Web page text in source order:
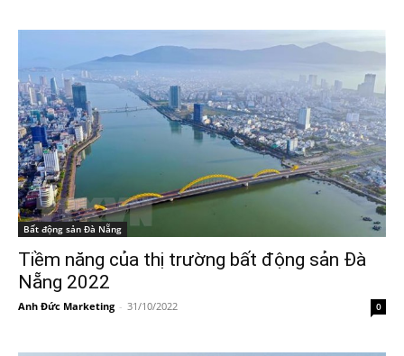
Bất động sản Đà Nẵng
Tiềm năng của thị trường bất động sản Đà
Nẵng 2022
Anh Đức Marketing - 31/10/2022 0